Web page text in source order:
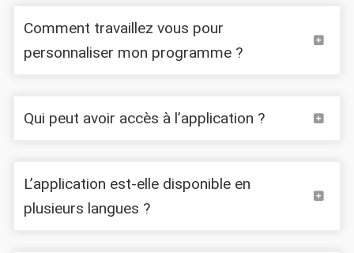
Comment travaillez vous pour
personnaliser mon programme ?
Qui peut avoir accès à l’application ?
L’application est-elle disponible en
plusieurs langues ?